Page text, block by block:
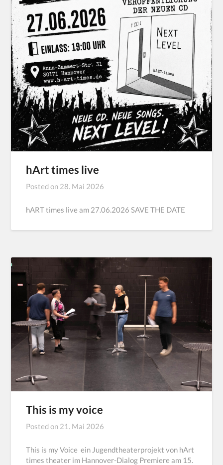
hArt times live
Posted on 28. Mai 2026
hART times live am 27.06.2026 SAVE THE DATE
This is my voice
Posted on 21. Mai 2026
This is my Voice ein Jugendtheaterprojekt von hArt
times theater im Hannover-Dialog Premiere am 15.